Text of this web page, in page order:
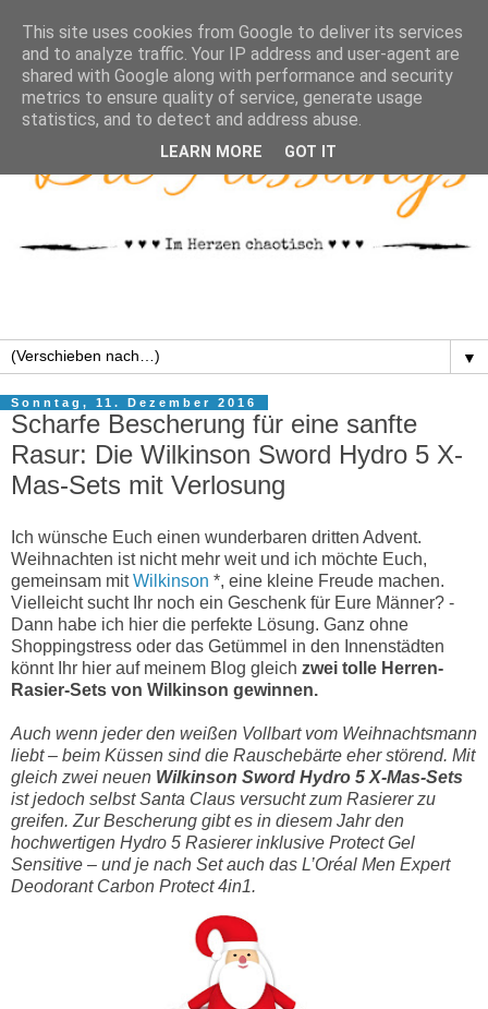
▼
Sonntag, 11. Dezember 2016
Scharfe Bescherung für eine sanfte
Rasur: Die Wilkinson Sword Hydro 5 X-
Mas-Sets mit Verlosung
Ich wünsche Euch einen wunderbaren dritten Advent.
Weihnachten ist nicht mehr weit und ich möchte Euch,
gemeinsam mitWilkinson *, eine kleine Freude machen.
Vielleicht sucht Ihr noch ein Geschenk für Eure Männer? -
Dann habe ich hier die perfekte Lösung. Ganz ohne
Shoppingstress oder das Getümmel in den Innenstädten
könnt Ihr hier auf meinem Blog gleich zwei tolle Herren-
Rasier-Sets von Wilkinson gewinnen.
Auch wenn jeder den weißen Vollbart vom Weihnachtsmann
liebt – beim Küssen sind die Rauschebärte eher störend. Mit
gleich zwei neuen Wilkinson Sword Hydro 5 X-Mas-Sets
ist jedoch selbst Santa Claus versucht zum Rasierer zu
greifen. Zur Bescherung gibt es in diesem Jahr den
hochwertigen Hydro 5 Rasierer inklusive Protect Gel
Sensitive – und je nach Set auch das L’Oréal Men Expert
Deodorant Carbon Protect 4in1.
This site uses cookies from Google to deliver its services
and to analyze traffic. Your IP address and user-agent are
shared with Google along with performance and security
metrics to ensure quality of service, generate usage
statistics, and to detect and address abuse.
LEARN MORE GOT IT